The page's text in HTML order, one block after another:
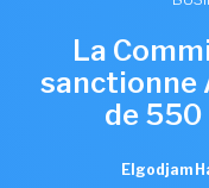
La
sanctionne
de
Elgodjam